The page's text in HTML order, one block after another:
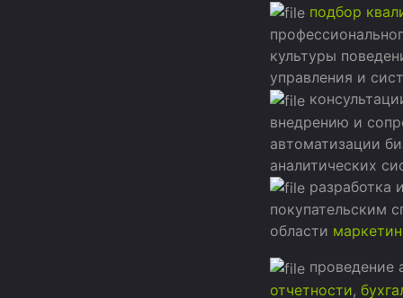
подбор
культуры
управления и
внедрению и
автоматизации
аналитических
разработка
покупательским
области
проведение
отчетности,